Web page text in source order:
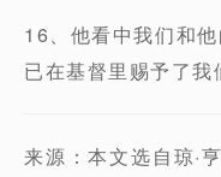
16、他看中我们和
已在基督里赐予了
来源：本文选自琼·